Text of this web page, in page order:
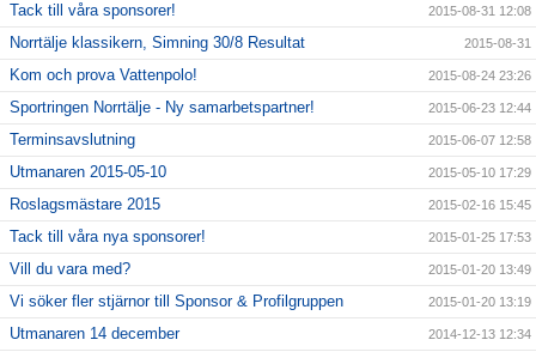
Tack till våra sponsorer! 2015-08-31 12:08
Norrtälje klassikern, Simning 30/8 Resultat 2015-08-31
Kom och prova Vattenpolo! 2015-08-24 23:26
Sportringen Norrtälje - Ny samarbetspartner! 2015-06-23 12:44
Terminsavslutning 2015-06-07 12:58
Utmanaren 2015-05-10 2015-05-10 17:29
Roslagsmästare 2015 2015-02-16 15:45
Tack till våra nya sponsorer! 2015-01-25 17:53
Vill du vara med? 2015-01-20 13:49
Vi söker fler stjärnor till Sponsor & Profilgruppen 2015-01-20 13:19
Utmanaren 14 december 2014-12-13 12:34